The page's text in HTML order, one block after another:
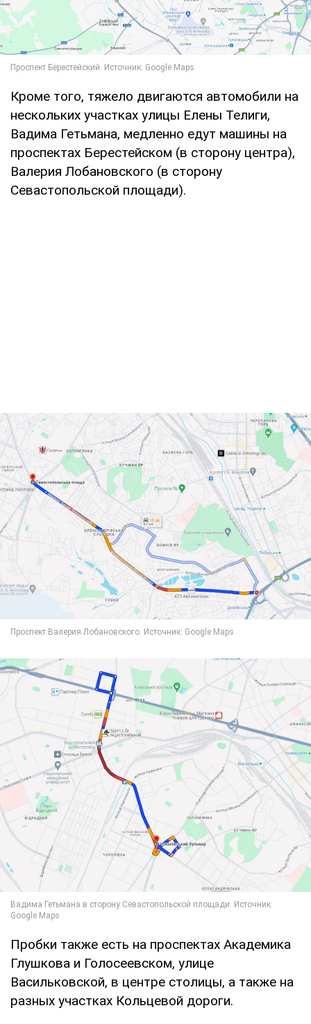
Кроме того, тяжело двигаются автомобили на
нескольких участках улицы Елены Телиги,
Вадима Гетьмана, медленно едут машины на
проспектах Берестейском (в сторону центра),
Валерия Лобановского (в сторону
Севастопольской площади).
Пробки также есть на проспектах Академика
Глушкова и Голосеевском, улице
Васильковской, в центре столицы, а также на
разных участках Кольцевой дороги.